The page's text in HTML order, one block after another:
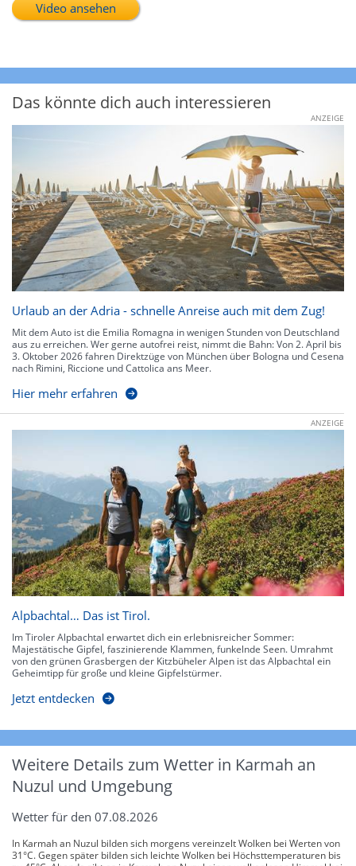
Video ansehen
Das könnte dich auch interessieren
ANZEIGE
Urlaub an der Adria - schnelle Anreise auch mit dem Zug!
Mit dem Auto ist die Emilia Romagna in wenigen Stunden von Deutschland
aus zu erreichen. Wer gerne autofrei reist, nimmt die Bahn: Von 2. April bis
3. Oktober 2026 fahren Direktzüge von München über Bologna und Cesena
nach Rimini, Riccione und Cattolica ans Meer.
Hier mehr erfahren
ANZEIGE
Alpbachtal… Das ist Tirol.
Im Tiroler Alpbachtal erwartet dich ein erlebnisreicher Sommer:
Majestätische Gipfel, faszinierende Klammen, funkelnde Seen. Umrahmt
von den grünen Grasbergen der Kitzbüheler Alpen ist das Alpbachtal ein
Geheimtipp für große und kleine Gipfelstürmer.
Jetzt entdecken
Weitere Details zum Wetter in Karmah an
Nuzul und Umgebung
Wetter für den 07.08.2026
In Karmah an Nuzul bilden sich morgens vereinzelt Wolken bei Werten von
31°C. Gegen später bilden sich leichte Wolken bei Höchsttemperaturen bis